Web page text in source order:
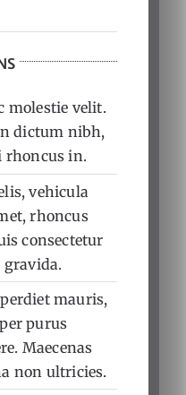
molestie velit.
dictum nibh,
rhoncus in.
vehicula
rhoncus
consectetur
mauris,
purus
Maecenas
non ultricies.